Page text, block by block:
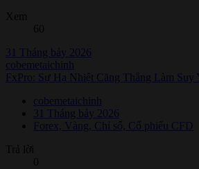
Xem
60
31 Tháng bảy 2026
cobemetaichinh
FxPro: Sự Hạ Nhiệt Căng Thẳng Làm Suy
cobemetaichinh
31 Tháng bảy 2026
Forex, Vàng, Chỉ số, Cổ phiếu CFD
Trả lời
0